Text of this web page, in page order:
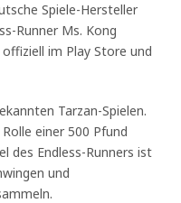
Spiele-Hersteller
Runner Ms. Kong
im Play Store und
Tarzan-Spielen.
einer 500 Pfund
des Endless-Runners ist
und